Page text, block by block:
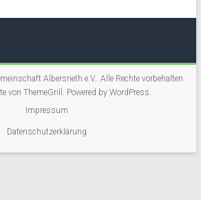
Albersrieth e.V.. Alle Rechte vorbehalten.
von ThemeGrill. Powered by WordPress.
Impressum
Datenschutzerklärung